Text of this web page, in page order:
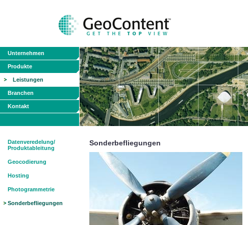
Unternehmen
Produkte
Leistungen
Branchen
Kontakt
Datenveredelung/
Produktableitung
Geocodierung
Hosting
Photogrammetrie
Sonderbefliegungen
Sonderbefliegungen